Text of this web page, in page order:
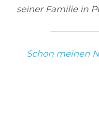
seiner Familie in
Schon meinen